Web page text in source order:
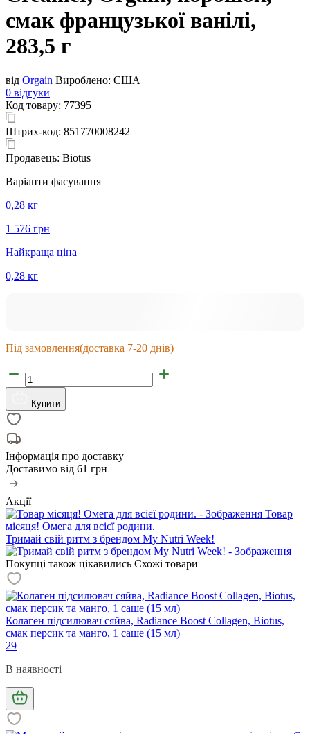
смак французької ванілі,
283,5 г
від Orgain Вироблено: США
0 відгуки
Код товару: 77395
Штрих-код: 851770008242
Продавець: Biotus
Варіанти фасування
0,28 кг
1 576 грн
Найкраща ціна
0,28 кг
Під замовлення(доставка 7-20 днів)
Купити
Інформація про доставку
Доставимо від 61 грн
Акції
Товар
місяця! Омега для всієї родини.
Тримай свій ритм з брендом My Nutri Week!
Покупці також цікавились Схожі товари
Колаген підсилювач сяйва, Radiance Boost Collagen, Biotus,
смак персик та манго, 1 саше (15 мл)
29
В наявності